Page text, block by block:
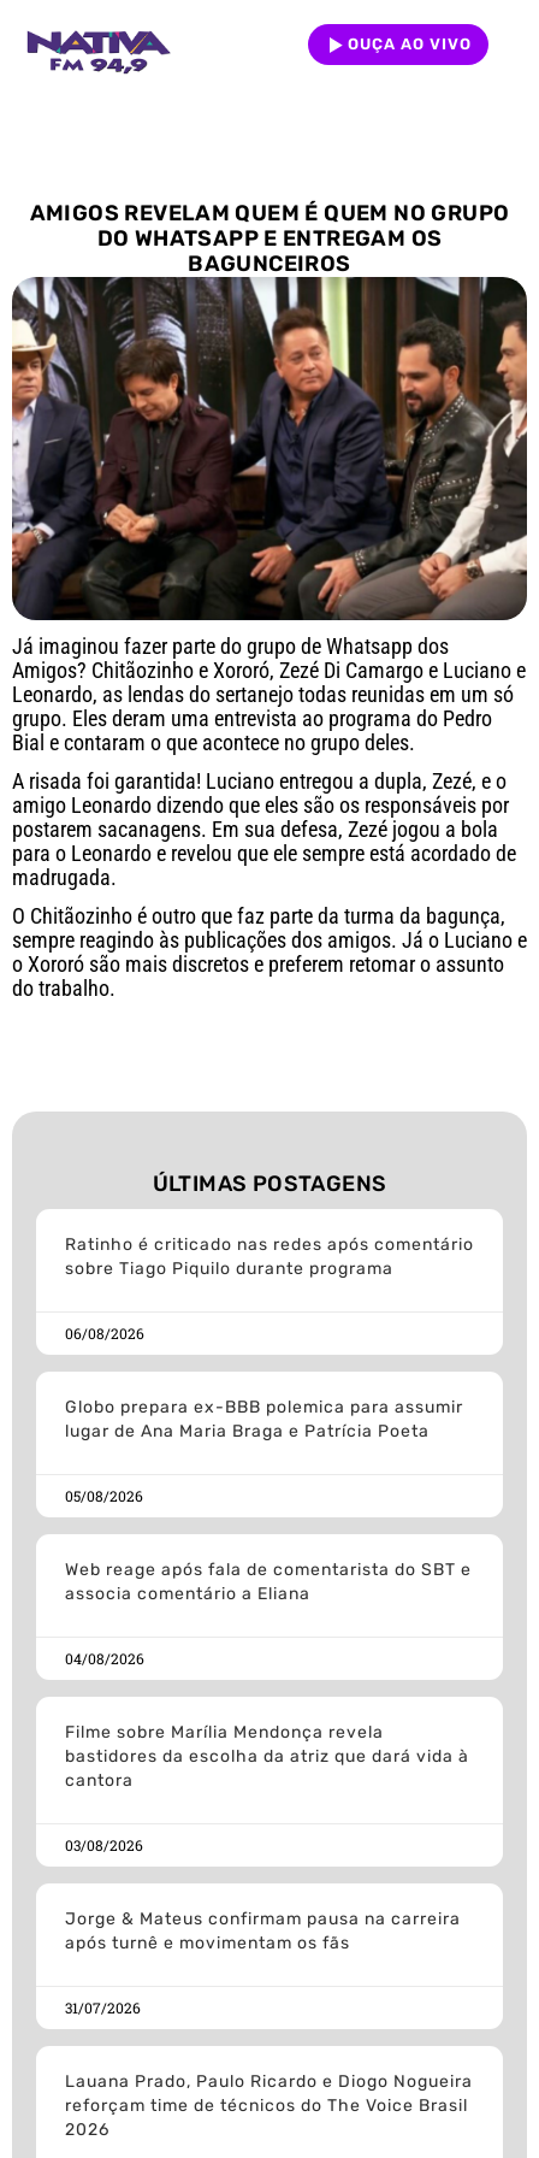
OUÇA AO VIVO
AMIGOS REVELAM QUEM É QUEM NO GRUPO
DO WHATSAPP E ENTREGAM OS
BAGUNCEIROS
Já imaginou fazer parte do grupo de Whatsapp dos
Amigos? Chitãozinho e Xororó, Zezé Di Camargo e Luciano e
Leonardo, as lendas do sertanejo todas reunidas em um só
grupo. Eles deram uma entrevista ao programa do Pedro
Bial e contaram o que acontece no grupo deles.
A risada foi garantida! Luciano entregou a dupla, Zezé, e o
amigo Leonardo dizendo que eles são os responsáveis por
postarem sacanagens. Em sua defesa, Zezé jogou a bola
para o Leonardo e revelou que ele sempre está acordado de
madrugada.
O Chitãozinho é outro que faz parte da turma da bagunça,
sempre reagindo às publicações dos amigos. Já o Luciano e
o Xororó são mais discretos e preferem retomar o assunto
do trabalho.
ÚLTIMAS POSTAGENS
Ratinho é criticado nas redes após comentário
sobre Tiago Piquilo durante programa
06/08/2026
Globo prepara ex-BBB polemica para assumir
lugar de Ana Maria Braga e Patrícia Poeta
05/08/2026
Web reage após fala de comentarista do SBT e
associa comentário a Eliana
04/08/2026
Filme sobre Marília Mendonça revela
bastidores da escolha da atriz que dará vida à
cantora
03/08/2026
Jorge & Mateus confirmam pausa na carreira
após turnê e movimentam os fãs
31/07/2026
Lauana Prado, Paulo Ricardo e Diogo Nogueira
reforçam time de técnicos do The Voice Brasil
2026